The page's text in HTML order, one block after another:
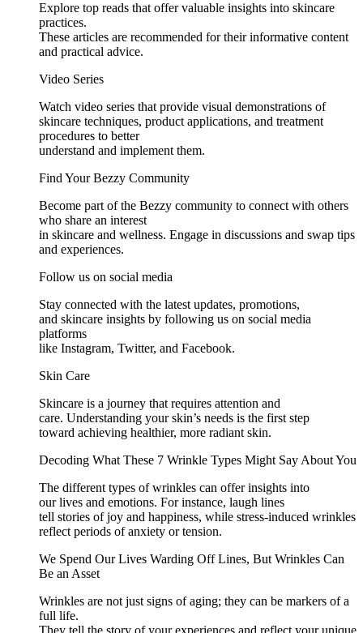
Explore top reads that offer valuable insights into skincare
practices.
These articles are recommended for their informative content
and practical advice.
Video Series
Watch video series that provide visual demonstrations of
skincare techniques, product applications, and treatment
procedures to better
understand and implement them.
Find Your Bezzy Community
Become part of the Bezzy community to connect with others
who share an interest
in skincare and wellness. Engage in discussions and swap tips
and experiences.
Follow us on social media
Stay connected with the latest updates, promotions,
and skincare insights by following us on social media
platforms
like Instagram, Twitter, and Facebook.
Skin Care
Skincare is a journey that requires attention and
care. Understanding your skin’s needs is the first step
toward achieving healthier, more radiant skin.
Decoding What These 7 Wrinkle Types Might Say About You
The different types of wrinkles can offer insights into
our lives and emotions. For instance, laugh lines
tell stories of joy and happiness, while stress-induced wrinkles
reflect periods of anxiety or tension.
We Spend Our Lives Warding Off Lines, But Wrinkles Can
Be an Asset
Wrinkles are not just signs of aging; they can be markers of a
full life.